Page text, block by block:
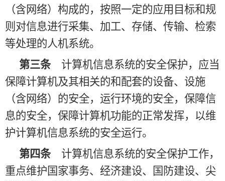
（含网络）构成的，按照一定的应用目标和规
则对信息进行采集、加工、存储、传输、检索
等处理的人机系统。
第三条 计算机信息系统的安全保护，应当
保障计算机及其相关的和配套的设备、设施
（含网络）的安全，运行环境的安全，保障信
息的安全，保障计算机功能的正常发挥，以维
护计算机信息系统的安全运行。
第四条 计算机信息系统的安全保护工作，
重点维护国家事务、经济建设、国防建设、尖